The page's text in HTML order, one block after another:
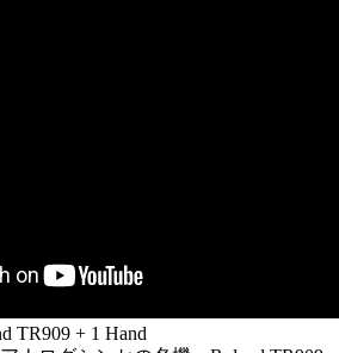
TR909 + 1 Hand